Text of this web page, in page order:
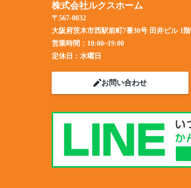
株式会社ルクスホーム
〒567-0032
大阪府茨木市西駅前町7番30号 田井ビル 1階
営業時間： 10:00~19:00
定休日： 水曜日
お問い合わせ